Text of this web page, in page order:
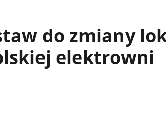
do zmiany
elektrowni